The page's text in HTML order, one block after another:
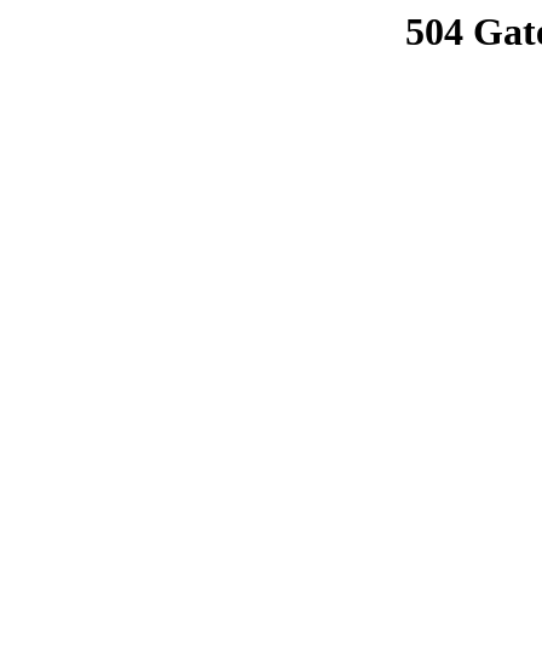
504